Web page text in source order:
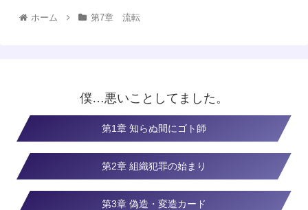
ホーム 第7章 流転
僕…悪いことしてました。
第1章 知らぬ間にゴト師
第2章 組織犯罪の始まり
第3章 偽造・変造カード